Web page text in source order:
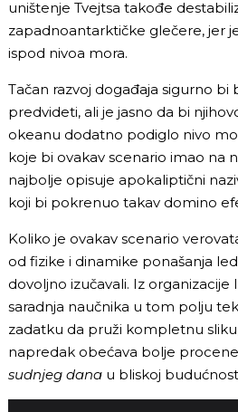
uništenje Tvejtsa takođe
zapadnoantarktičke glečere, jer
ispod nivoa mora.
Tačan razvoj događaja sigurno bi
predvideti, ali je jasno da bi
okeanu dodatno podiglo nivo
koje bi ovakav scenario imao na
najbolje opisuje apokaliptični
koji bi pokrenuo takav domino
Koliko je ovakav scenario
od fizike i dinamike ponašanja
dovoljno izučavali. Iz organizacije
saradnja naučnika u tom polju
zadatku da pruži kompletnu
napredak obećava bolje
sudnjeg dana u bliskoj